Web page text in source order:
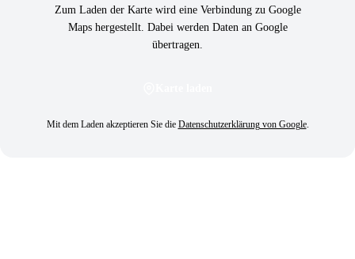
Zum Laden der Karte wird eine Verbindung zu Google
Maps hergestellt. Dabei werden Daten an Google
übertragen.
Mit dem Laden akzeptieren Sie die Datenschutz­erklärung von Google.